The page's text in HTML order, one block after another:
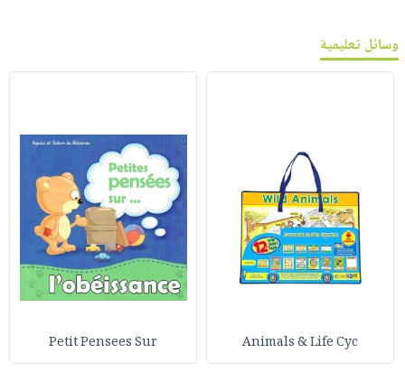
وسائل تعليمية
Animals & Life Cyc
Petit Pensees Sur